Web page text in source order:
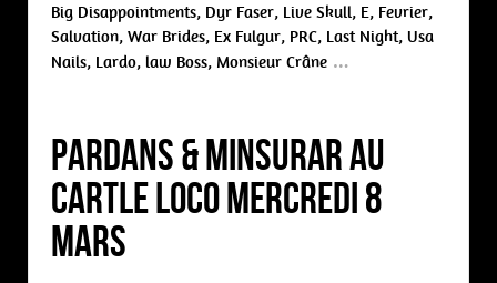
Big Disappointments, Dyr Faser, Live Skull, E, Fevrier,
Salvation, War Brides, Ex Fulgur, PRC, Last Night, Usa
Nails, Lardo, law Boss, Monsieur Crâne …
Pardans & Minsurar au
Cartle Loco mercredi 8
Mars